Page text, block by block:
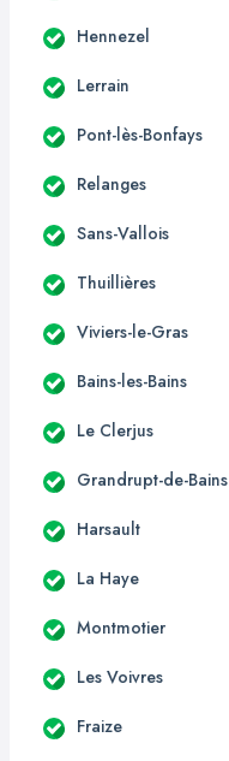
Hennezel
Lerrain
Pont-lès-Bonfays
Relanges
Sans-Vallois
Thuillières
Viviers-le-Gras
Bains-les-Bains
Le Clerjus
Grandrupt-de-Bains
Harsault
La Haye
Montmotier
Les Voivres
Fraize